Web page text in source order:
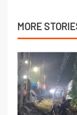
MORE